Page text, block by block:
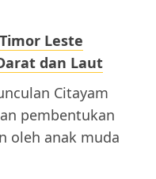
Leste
dan Laut
Citayam
pembentukan
oleh anak muda